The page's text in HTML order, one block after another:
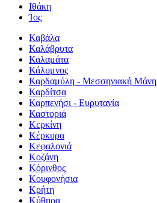
Ιθάκη
Ίος
Καβάλα
Καλάβρυτα
Καλαμάτα
Κάλυμνος
Καρδαμύλη - Μεσσηνιακή Μάνη
Καρδίτσα
Καρπενήσι - Ευρυτανία
Καστοριά
Κερκίνη
Κέρκυρα
Κεφαλονιά
Κοζάνη
Κόρινθος
Κουφονήσια
Κρήτη
Κύθηρα